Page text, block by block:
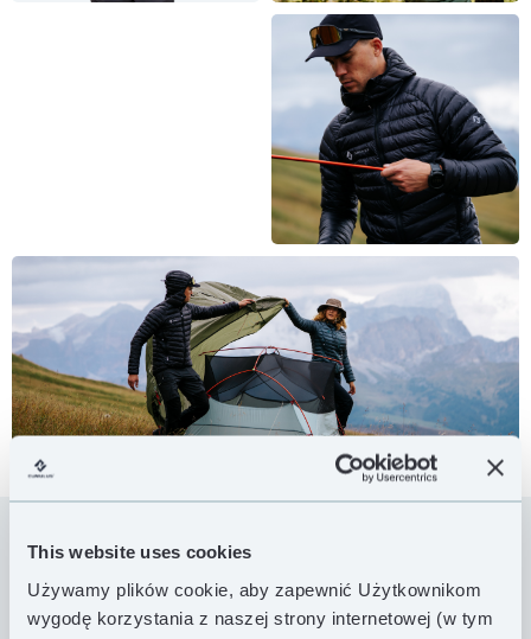
This website uses cookies
Używamy plików cookie, aby zapewnić Użytkownikom
wygodę korzystania z naszej strony internetowej (w tym
Inverse to lekka i uniwersalna kurtka puchowa, która
znajdzie zastosowanie zarówno podczas wiosenno-